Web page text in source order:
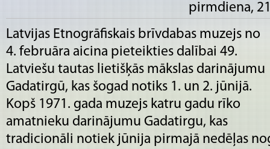
pirmdiena,
Latvijas Etnogrāfiskais brīvdabas muzejs no
4. februāra aicina pieteikties dalībai 49.
Latviešu tautas lietišķās mākslas darinājumu
Gadatirgū, kas šogad notiks 1. un 2. jūnijā.
Kopš 1971. gada muzejs katru gadu rīko
amatnieku darinājumu Gadatirgu, kas
tradicionāli notiek jūnija pirmajā nedēļas